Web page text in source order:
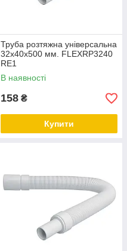
Труба розтяжна універсальна
32х40х500 мм. FLEXRP3240
RE1
В наявності
158 ₴
Купити